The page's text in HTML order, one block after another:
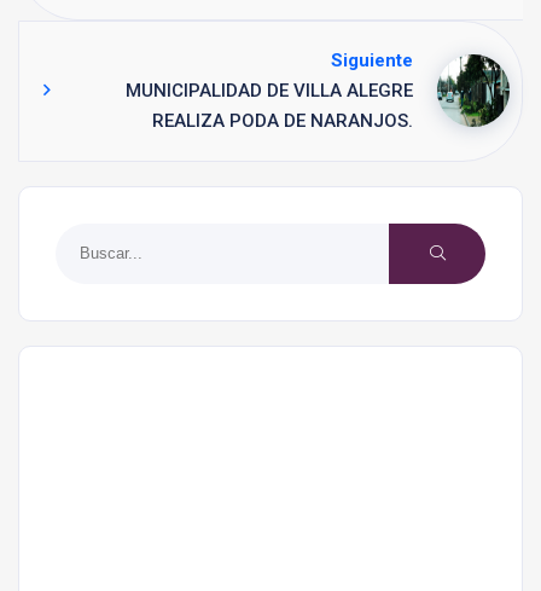
Siguiente
MUNICIPALIDAD DE VILLA ALEGRE
REALIZA PODA DE NARANJOS.